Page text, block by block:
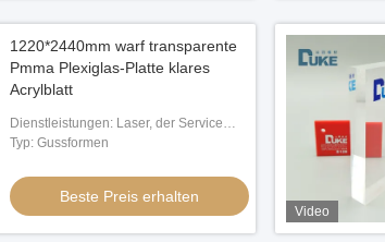
1220*2440mm warf transparente
Pmma Plexiglas-Platte klares
Acrylblatt
Dienstleistungen: Laser, der Service
schneidet
Typ: Gussformen
Beste Preis erhalten
Video